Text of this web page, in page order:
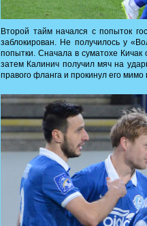
Второй тайм начался с попыток
заблокирован. Не получилось у
попытки. Сначала в суматохе Кичак
затем Калинич получил мяч на
правого фланга и прокинул его мимо